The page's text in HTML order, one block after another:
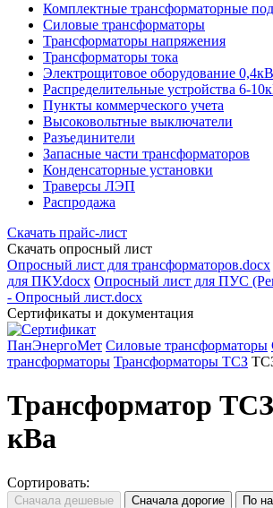
Комплектные трансформаторные
Силовые трансформаторы
Трансформаторы напряжения
Трансформаторы тока
Электрощитовое оборудование 0,4кВ
Распределительные устройства 6-
Пункты коммерческого учета
Высоковольтные выключатели
Разъединители
Запасные части трансформаторов
Конденсаторные установки
Траверсы ЛЭП
Распродажа
Скачать прайс-лист
Скачать опросный лист
Опросный лист для трансформаторов.docx
для ПКУ.docx Опросный лист для ПУС
- Опросный лист.docx
Сертификаты и документация
ПанЭнергоМет Силовые трансформаторы
трансформаторы Трансформаторы ТСЗ
Трансформатор
кВа
Сортировать: